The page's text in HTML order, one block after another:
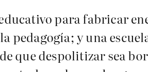
para fabricar
pedagogía; y una
que despolitizar sea